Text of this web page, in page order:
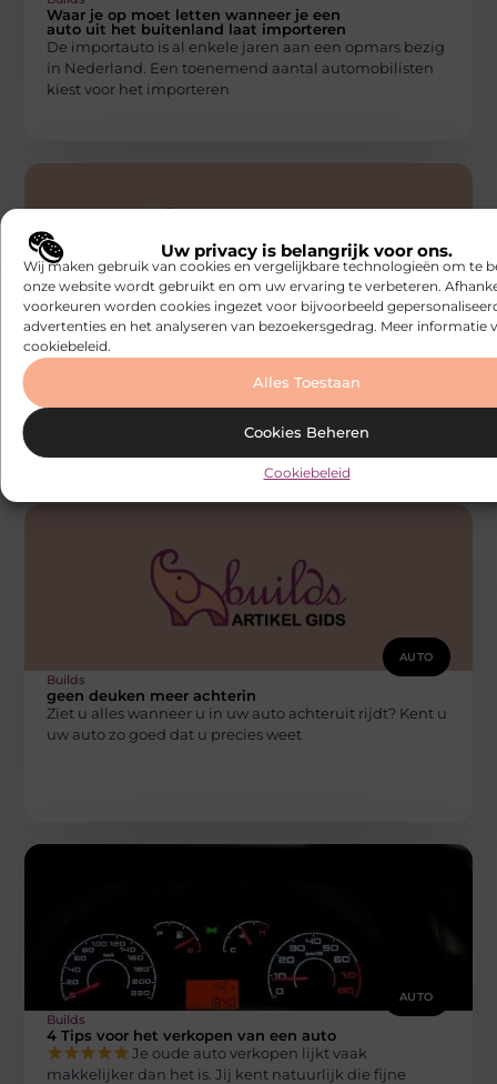
Uw privacy is belangrijk voor ons.
Wij maken gebruik van cookies en vergelijkbare technologieën om te
onze website wordt gebruikt en om uw ervaring te verbeteren.
voorkeuren worden cookies ingezet voor bijvoorbeeld
advertenties en het analyseren van bezoekersgedrag. Meer informatie
cookiebeleid.
Alles Toestaan
Cookies Beheren
Cookiebeleid
Waar je op moet letten wanneer je een
auto uit het buitenland laat importeren
De importauto is al enkele jaren aan een opmars bezig
in Nederland. Een toenemend aantal automobilisten
kiest voor het importeren
AUTO
Builds
Reinigingsmiddelen voor je wagen
Reinigingsmiddelen en poetsmiddelen voor je auto
Wanneer je je wagen wilt schoonmaken dan is het
belangrijk dat je dit op
AUTO
Builds
geen deuken meer achterin
Ziet u alles wanneer u in uw auto achteruit rijdt? Kent u
uw auto zo goed dat u precies weet
AUTO
Builds
4 Tips voor het verkopen van een auto
Je oude auto verkopen lijkt vaak
makkelijker dan het is. Jij kent natuurlijk die fijne